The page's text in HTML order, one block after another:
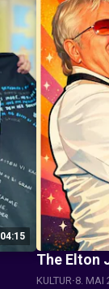
04:15
The Elton
KULTUR 8. MAI